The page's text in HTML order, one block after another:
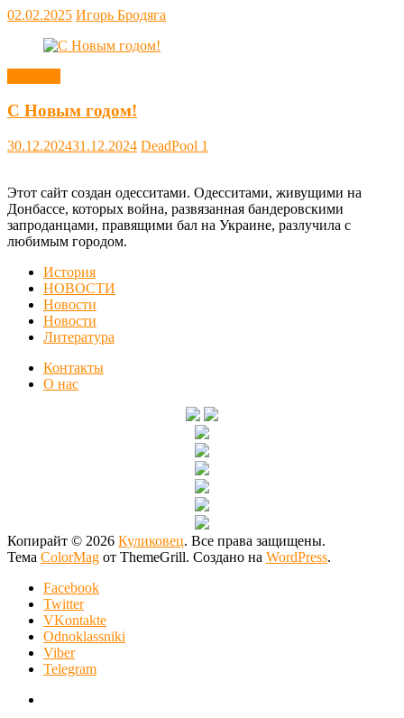
02.02.2025 Игорь Бродяга
С Новым годом!
30.12.202431.12.2024 DeadPool 1
Этот сайт создан одесситами. Одесситами, живущими на
Донбассе, которых война, развязанная бандеровскими
запроданцами, правящими бал на Украине, разлучила с
любимым городом.
История
НОВОСТИ
Новости
Новости
Литература
Контакты
О нас
Копирайт © 2026 Куликовец. Все права защищены.
Тема ColorMag от ThemeGrill. Создано на WordPress.
Facebook
Twitter
VKontakte
Odnoklassniki
Viber
Telegram